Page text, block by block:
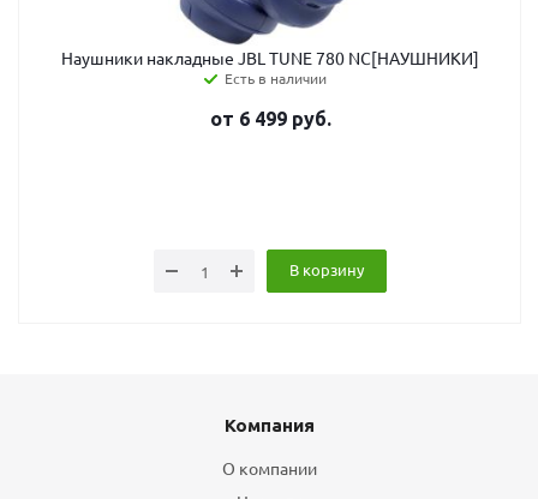
Наушники накладные JBL TUNE 780 NC[НАУШНИКИ]
Есть в наличии
от 6 499руб.
В корзину
Компания
О компании